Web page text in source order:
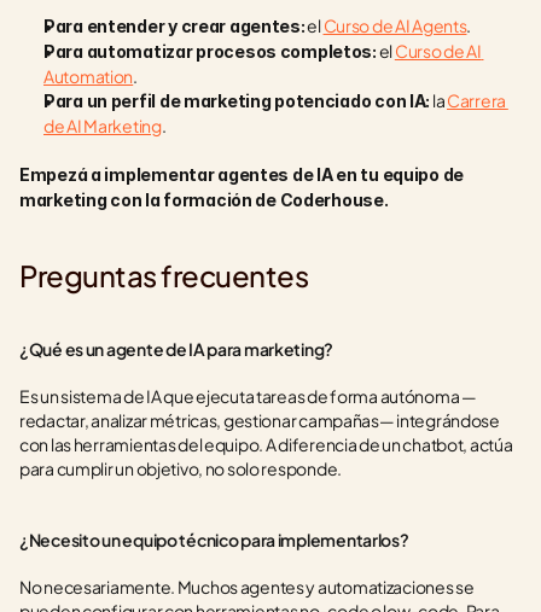
Para entender y crear agentes: el Curso de AI Agents.
Para automatizar procesos completos: el Curso de AI
Automation.
Para un perfil de marketing potenciado con IA: la Carrera
de AI Marketing.
Empezá a implementar agentes de IA en tu equipo de
marketing con la formación de Coderhouse.
Preguntas frecuentes
¿Qué es un agente de IA para marketing?
Es un sistema de IA que ejecuta tareas de forma autónoma —
redactar, analizar métricas, gestionar campañas— integrándose
con las herramientas del equipo. A diferencia de un chatbot, actúa
para cumplir un objetivo, no solo responde.
¿Necesito un equipo técnico para implementarlos?
No necesariamente. Muchos agentes y automatizaciones se